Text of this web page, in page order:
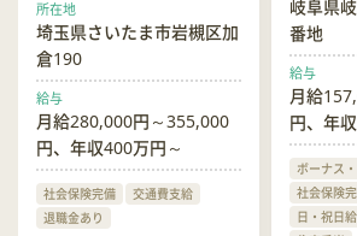
所在地
埼玉県さいたま市岩槻区加
倉190
給与
月給280,000円～355,000
円、年収400万円～
社会保険完備
交通費支給
退職金あり
岐阜県
番地
給与
月給
円、年
ボーナス
社会保険
日・祝日